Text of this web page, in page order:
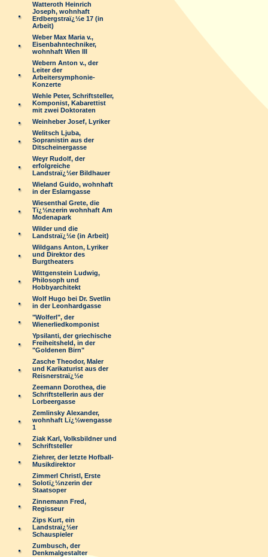
Watteroth Heinrich
Joseph, wohnhaft
Erdbergstraï¿½e 17 (in
Arbeit)
Weber Max Maria v.,
Eisenbahntechniker,
wohnhaft Wien III
Webern Anton v., der
Leiter der
Arbeitersymphonie-
Konzerte
Wehle Peter, Schriftsteller,
Komponist, Kabarettist
mit zwei Doktoraten
Weinheber Josef, Lyriker
Welitsch Ljuba,
Sopranistin aus der
Ditscheinergasse
Weyr Rudolf, der
erfolgreiche
Landstraï¿½er Bildhauer
Wieland Guido, wohnhaft
in der Eslarngasse
Wiesenthal Grete, die
Tï¿½nzerin wohnhaft Am
Modenapark
Wilder und die
Landstraï¿½e (in Arbeit)
Wildgans Anton, Lyriker
und Direktor des
Burgtheaters
Wittgenstein Ludwig,
Philosoph und
Hobbyarchitekt
Wolf Hugo bei Dr. Svetlin
in der Leonhardgasse
"Wolferl", der
Wienerliedkomponist
Ypsilanti, der griechische
Freiheitsheld, in der
"Goldenen Birn"
Zasche Theodor, Maler
und Karikaturist aus der
Reisnerstraï¿½e
Zeemann Dorothea, die
Schriftstellerin aus der
Lorbeergasse
Zemlinsky Alexander,
wohnhaft Lï¿½wengasse
1
Ziak Karl, Volksbildner und
Schriftsteller
Ziehrer, der letzte Hofball-
Musikdirektor
Zimmerl Christl, Erste
Solotï¿½nzerin der
Staatsoper
Zinnemann Fred,
Regisseur
Zips Kurt, ein
Landstraï¿½er
Schauspieler
Zumbusch, der
Denkmalgestalter